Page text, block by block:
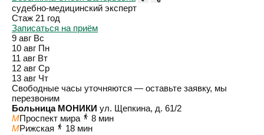
судебно-медицинский эксперт
Стаж 21 год
Записаться на приём
9 авг Вс
10 авг Пн
11 авг Вт
12 авг Ср
13 авг Чт
Свободные часы уточняются — оставьте заявку, мы
перезвоним
Больница МОНИКИ ул. Щепкина, д. 61/2
MПроспект мира
8 мин
MРижская
18 мин